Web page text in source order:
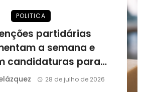
POLITICA
partidárias
a semana e
candidaturas para
outubro28 de julho de 2026